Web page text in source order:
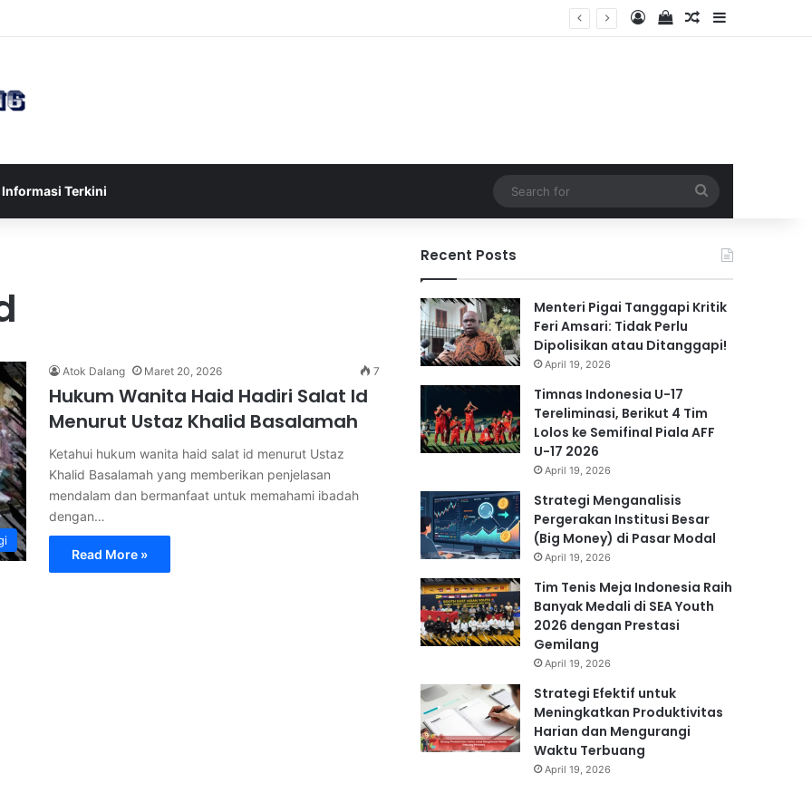
Log InView your
Random Article
Sidebar
Informasi Terkini
for
Atok Dalang Maret 20, 2026 7
Hukum Wanita Haid Hadiri Salat Id
Menurut Ustaz Khalid Basalamah
Ketahui hukum wanita haid salat id menurut Ustaz
Khalid Basalamah yang memberikan penjelasan
mendalam dan bermanfaat untuk memahami ibadah
dengan…
Read More »
Recent Posts
Menteri Pigai Tanggapi Kritik
Feri Amsari: Tidak Perlu
Dipolisikan atau Ditanggapi!
April 19, 2026
Timnas Indonesia U-17
Tereliminasi, Berikut 4 Tim
Lolos ke Semifinal Piala AFF
U-17 2026
April 19, 2026
Strategi Menganalisis
Pergerakan Institusi Besar
(Big Money) di Pasar Modal
April 19, 2026
Tim Tenis Meja Indonesia Raih
Banyak Medali di SEA Youth
2026 dengan Prestasi
Gemilang
April 19, 2026
Strategi Efektif untuk
Meningkatkan Produktivitas
Harian dan Mengurangi
Waktu Terbuang
April 19, 2026